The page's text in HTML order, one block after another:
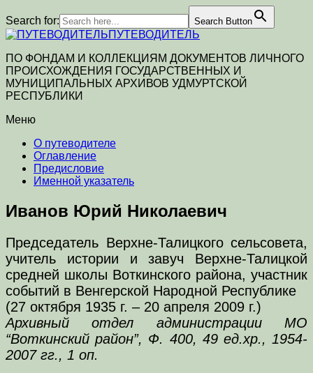
Search for: Search Button
ПУТЕВОДИТЕЛЬ
ПО ФОНДАМ И КОЛЛЕКЦИЯМ ДОКУМЕНТОВ ЛИЧНОГО
ПРОИСХОЖДЕНИЯ ГОСУДАРСТВЕННЫХ И
МУНИЦИПАЛЬНЫХ АРХИВОВ УДМУРТСКОЙ
РЕСПУБЛИКИ
Меню
О путеводителе
Оглавление
Предисловие
Именной указатель
Иванов Юрий Николаевич
Председатель Верхне-Талицкого сельсовета,
учитель истории и завуч Верхне-Талицкой
средней школы Воткинского района, участник
событий в Венгерской Народной Республике
(27 октября 1935 г. – 20 апреля 2009 г.)
Архивный отдел администрации МО
“Воткинский район”, Ф. 400, 49 ед.хр., 1954-
2007 гг., 1 оп.